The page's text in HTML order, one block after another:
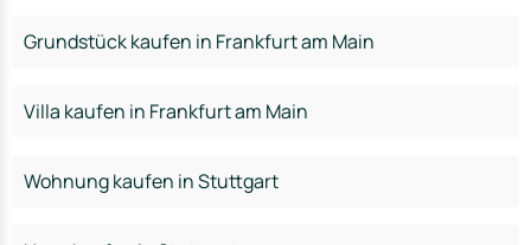
Grundstück kaufen in Frankfurt am Main
Villa kaufen in Frankfurt am Main
Wohnung kaufen in Stuttgart